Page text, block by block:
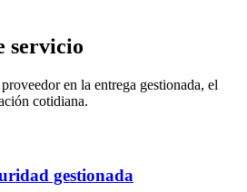
servicio
en la entrega gestionada, el
cotidiana.
gestionada